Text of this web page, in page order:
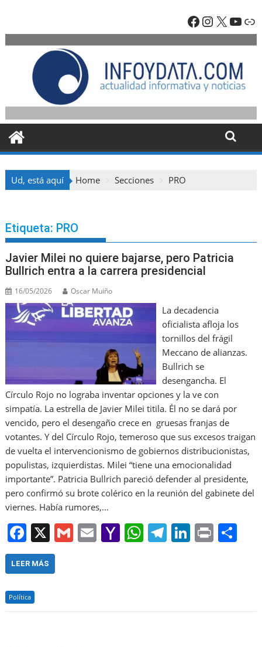
content
Facebook
X
Ud, está aquí Home Secciones PRO
Etiqueta: PRO
Javier Milei no quiere bajarse, pero Patricia
Bullrich entra a la carrera presidencial
16/05/2026 Oscar Muiño
La decadencia
oficialista afloja los
tornillos del frágil
Meccano de alianzas.
Bullrich se
desengancha. El
Círculo Rojo no lograba inventar opciones y la ve con
simpatía. La estrella de Javier Milei titila. Él no se dará por
vencido, pero el desengaño crece en gruesas franjas de
votantes. Y del Círculo Rojo, temeroso que sus excesos traigan
de vuelta el intervencionismo de gobiernos distribucionistas,
populistas, izquierdistas. Milei “tiene una emocionalidad
importante”. Patricia Bullrich pareció defender al presidente,
pero confirmó su brote colérico en la reunión del gabinete del
viernes. Había rumores,…
F
a
c
e
b
X G E Y
o
W
A
T
a
Li
dI
Pr
LEER MÁS
Política